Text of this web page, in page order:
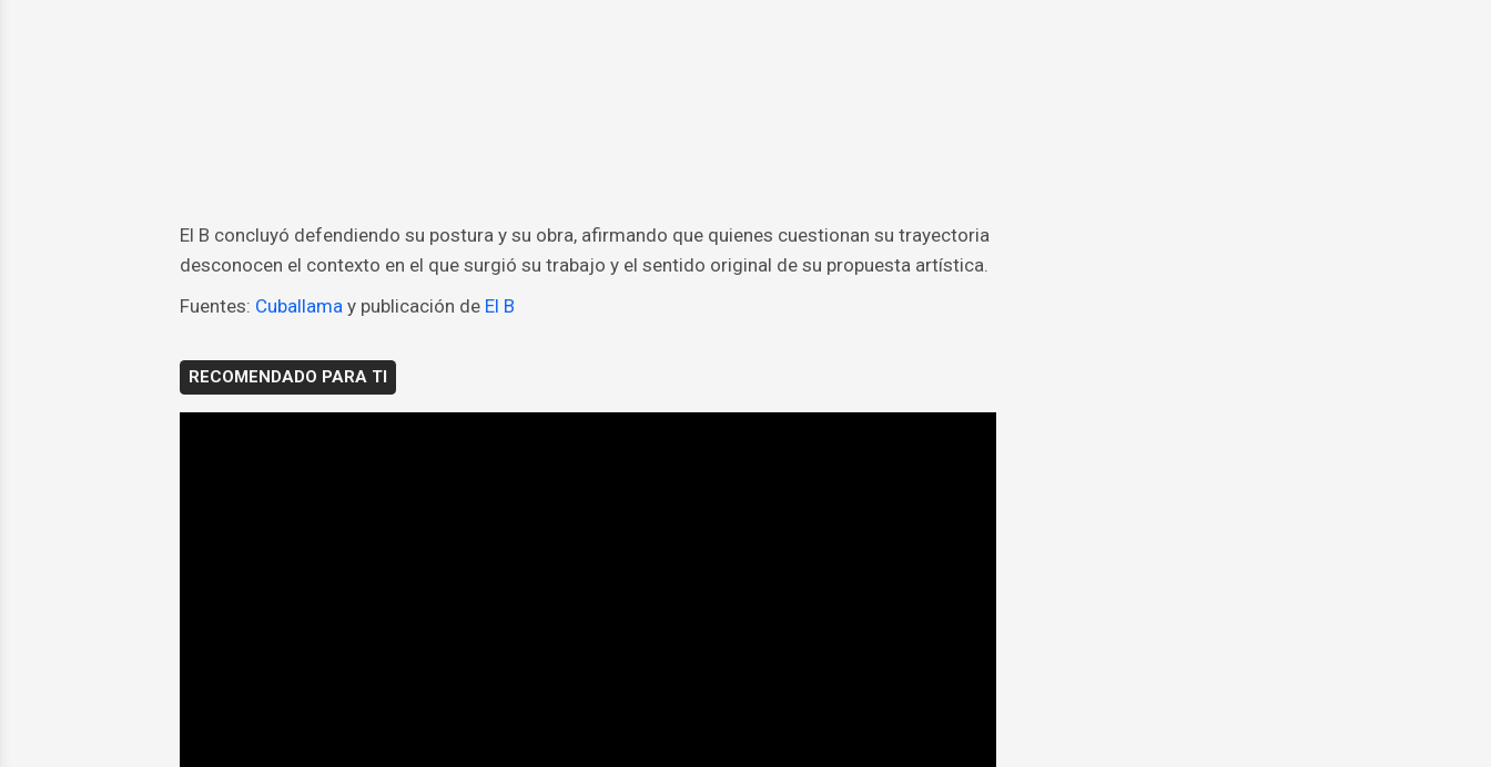
El B concluyó defendiendo su postura y su obra, afirmando que quienes cuestionan su trayectoria
desconocen el contexto en el que surgió su trabajo y el sentido original de su propuesta artística.
Fuentes: Cuballama y publicación de El B
RECOMENDADO PARA TI